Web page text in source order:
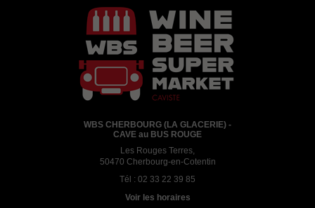
WBS CHERBOURG (LA GLACERIE) -
CAVE au BUS ROUGE
Les Rouges Terres,
50470 Cherbourg-en-Cotentin
Tél : 02 33 22 39 85
Voir les horaires